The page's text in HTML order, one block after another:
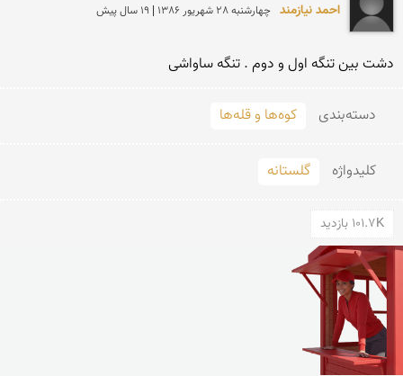
احمد نیازمند چهارشنبه 28 شهريور 1386 | 19 سال پیش
دشت بین تنگه اول و دوم . تنگه ساواشی
دسته‌بندی کوه‌ها و قله‌ها
کلید‌واژه گلستانه
101.7K بازدید